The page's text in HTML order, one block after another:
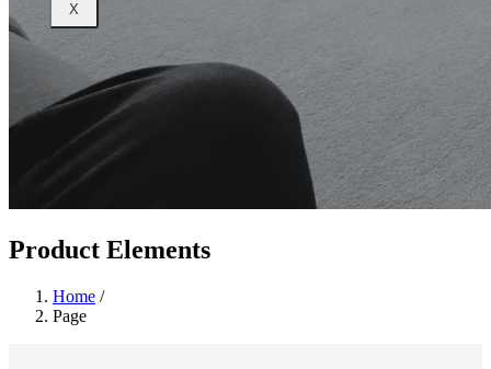
X
Product Elements
Home /
Page